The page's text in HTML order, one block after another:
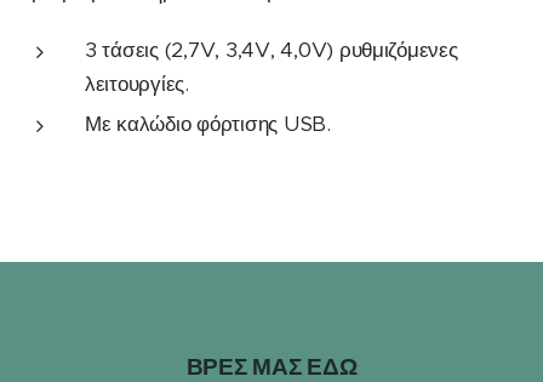
3 τάσεις (2,7V, 3,4V, 4,0V) ρυθμιζόμενες
λειτουργίες.
Με καλώδιο φόρτισης USB.
ΒΡΕΣ ΜΑΣ ΕΔΩ